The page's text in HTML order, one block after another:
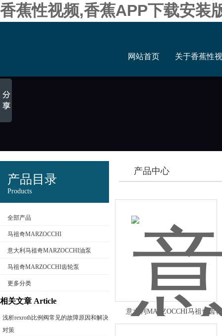
香蕉性视频,香蕉APP下载安装
网站首页 关于香蕉性
产品目录
Products
全部产品
马祖奇MARZOCCHI
意大利马祖奇MARZOCCHI油泵
马祖奇MARZOCCHI齿轮泵
更多分类
相关文章 Article
浅析rexroth比例阀常见的故障原因和解决
对策
产品中心
意大利MARZOCCHI马祖奇齿